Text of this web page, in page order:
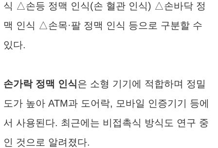
식 △손등 정맥 인식(손 혈관 인식) △손바닥 정
맥 인식 △손목·팔 정맥 인식 등으로 구분할 수
있다.
손가락 정맥 인식은 소형 기기에 적합하며 정밀
도가 높아 ATM과 도어락, 모바일 인증기기 등에
서 사용된다. 최근에는 비접촉식 방식도 연구 중
인 것으로 알려졌다.